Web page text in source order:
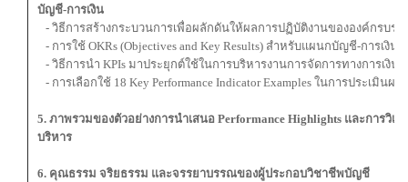
บัญชี-การเงิน
- วิธีการสร้างกระบวนการเพื่อผลักดันให้ผลการปฏิบัติงานขององค์กรบรร
- การใช้ OKRs (Objectives and Key Results) สำหรับแผนกบัญชี-การเงิน
- วิธีการนํา KPIs มาประยุกต์ใช้ในการบริหารงานการจัดการทางการเงิน
- การเลือกใช้ 18 Key Performance Indicator Examples ในการประเมิ
5. ภาพรวมของตัวอย่างการนำเสนอ Performance Highlights และการวิเ
บริหาร
6. คุณธรรม จริยธรรม และจรรยาบรรณของผู้ประกอบวิชาชีพบัญชี